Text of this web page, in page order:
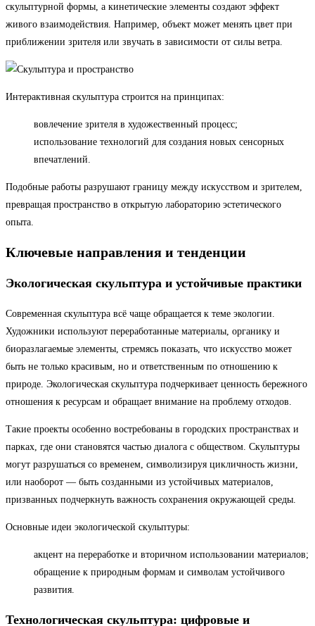
скульптурной формы, а кинетические элементы создают эффект
живого взаимодействия. Например, объект может менять цвет при
приближении зрителя или звучать в зависимости от силы ветра.
Интерактивная скульптура строится на принципах:
вовлечение зрителя в художественный процесс;
использование технологий для создания новых сенсорных
впечатлений.
Подобные работы разрушают границу между искусством и зрителем,
превращая пространство в открытую лабораторию эстетического
опыта.
Ключевые направления и тенденции
Экологическая скульптура и устойчивые практики
Современная скульптура всё чаще обращается к теме экологии.
Художники используют переработанные материалы, органику и
биоразлагаемые элементы, стремясь показать, что искусство может
быть не только красивым, но и ответственным по отношению к
природе. Экологическая скульптура подчеркивает ценность бережного
отношения к ресурсам и обращает внимание на проблему отходов.
Такие проекты особенно востребованы в городских пространствах и
парках, где они становятся частью диалога с обществом. Скульптуры
могут разрушаться со временем, символизируя цикличность жизни,
или наоборот — быть созданными из устойчивых материалов,
призванных подчеркнуть важность сохранения окружающей среды.
Основные идеи экологической скульптуры:
акцент на переработке и вторичном использовании материалов;
обращение к природным формам и символам устойчивого
развития.
Технологическая скульптура: цифровые и